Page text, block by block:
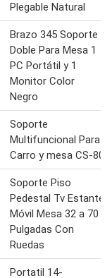
Plegable Natural
Brazo 345 Soporte
Doble Para Mesa 1
PC Portátil y 1
Monitor Color
Negro
Soporte
Multifuncional Para
Carro y mesa CS-80
Soporte Piso
Pedestal Tv Estante
Móvil Mesa 32 a 70
Pulgadas Con
Ruedas
Portatil 14-